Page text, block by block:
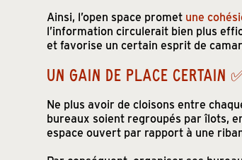
Ainsi, l’open space promet une
l’information circulerait bien plus
et favorise un certain esprit de
UN GAIN DE PLACE CERTAIN
Ne plus avoir de cloisons entre
bureaux soient regroupés par îlots,
espace ouvert par rapport à une